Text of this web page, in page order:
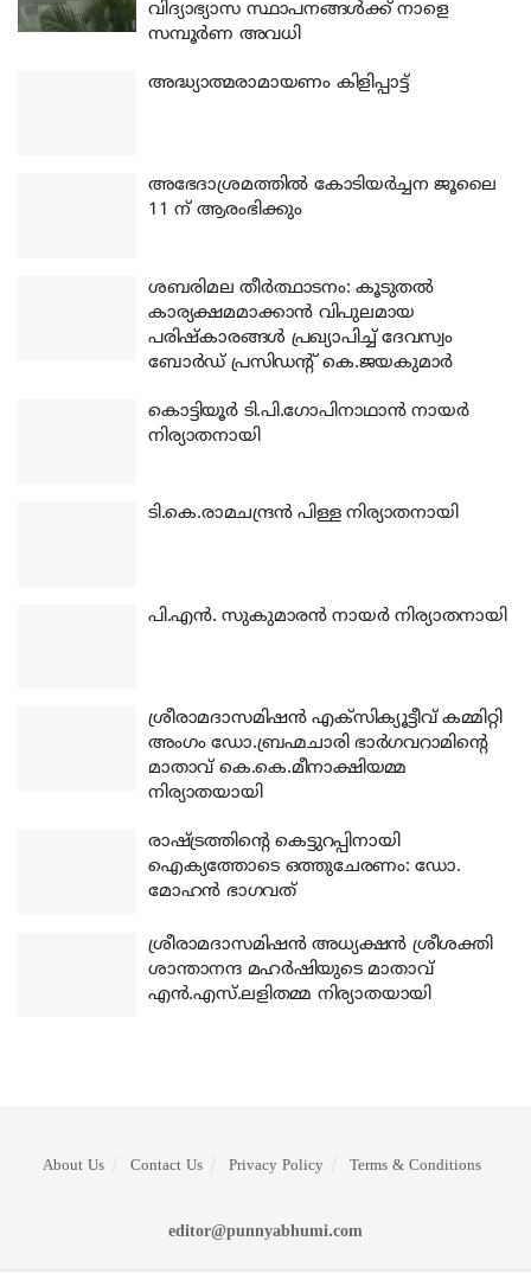
വിദ്യാഭ്യാസ സ്ഥാപനങ്ങൾക്ക് നാളെ
സമ്പൂർണ അവധി
അദ്ധ്യാത്മരാമായണം കിളിപ്പാട്ട്
അഭേദാശ്രമത്തില്‍ കോടിയര്‍ച്ചന ജൂലൈ
11 ന് ആരംഭിക്കും
ശബരിമല തീര്‍ത്ഥാടനം: കൂടുതല്‍
കാര്യക്ഷമമാക്കാന്‍ വിപുലമായ
പരിഷ്‌കാരങ്ങള്‍ പ്രഖ്യാപിച്ച് ദേവസ്വം
ബോര്‍ഡ് പ്രസിഡന്റ് കെ.ജയകുമാര്‍
കൊട്ടിയൂര്‍ ടി.പി.ഗോപിനാഥാന്‍ നായര്‍
നിര്യാതനായി
ടി.കെ.രാമചന്ദ്രന്‍ പിള്ള നിര്യാതനായി
പി.എന്‍. സുകുമാരന്‍ നായര്‍ നിര്യാതനായി
ശ്രീരാമദാസമിഷന്‍ എക്‌സിക്യൂട്ടീവ് കമ്മിറ്റി
അംഗം ഡോ.ബ്രഹ്മചാരി ഭാര്‍ഗവറാമിന്റെ
മാതാവ് കെ.കെ.മീനാക്ഷിയമ്മ
നിര്യാതയായി
രാഷ്ട്രത്തിന്റെ കെട്ടുറപ്പിനായി
ഐക്യത്തോടെ ഒത്തുചേരണം: ഡോ.
മോഹന്‍ ഭാഗവത്
ശ്രീരാമദാസമിഷന്‍ അധ്യക്ഷന്‍ ശ്രീശക്തി
ശാന്താനന്ദ മഹര്‍ഷിയുടെ മാതാവ്
എന്‍.എസ്.ലളിതമ്മ നിര്യാതയായി
About Us Contact Us Privacy Policy Terms & Conditions
editor@punnyabhumi.com